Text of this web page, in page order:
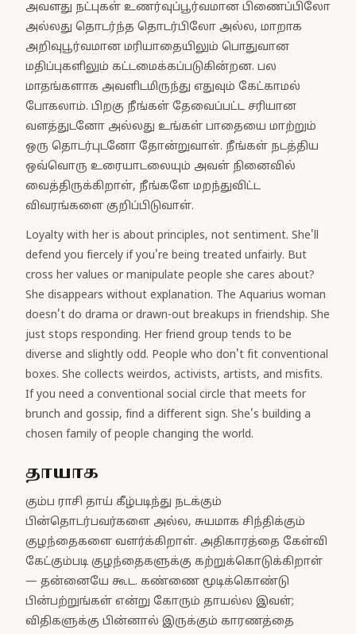
அவளது நட்புகள் உணர்வுப்பூர்வமான பிணைப்பிலோ
அல்லது தொடர்ந்த தொடர்பிலோ அல்ல, மாறாக
அறிவுபூர்வமான மரியாதையிலும் பொதுவான
மதிப்புகளிலும் கட்டமைக்கப்படுகின்றன. பல
மாதங்களாக அவளிடமிருந்து எதுவும் கேட்காமல்
போகலாம். பிறகு நீங்கள் தேவைப்பட்ட சரியான
வளத்துடனோ அல்லது உங்கள் பாதையை மாற்றும்
ஒரு தொடர்புடனோ தோன்றுவாள். நீங்கள் நடத்திய
ஒவ்வொரு உரையாடலையும் அவள் நினைவில்
வைத்திருக்கிறாள், நீங்களே மறந்துவிட்ட
விவரங்களை குறிப்பிடுவாள்.
Loyalty with her is about principles, not sentiment. She'll
defend you fiercely if you're being treated unfairly. But
cross her values or manipulate people she cares about?
She disappears without explanation. The Aquarius woman
doesn't do drama or drawn-out breakups in friendship. She
just stops responding. Her friend group tends to be
diverse and slightly odd. People who don't fit conventional
boxes. She collects weirdos, activists, artists, and misfits.
If you need a conventional social circle that meets for
brunch and gossip, find a different sign. She's building a
chosen family of people changing the world.
தாயாக
கும்ப ராசி தாய் கீழ்படிந்து நடக்கும்
பின்தொடர்பவர்களை அல்ல, சுயமாக சிந்திக்கும்
குழந்தைகளை வளர்க்கிறாள். அதிகாரத்தை கேள்வி
கேட்கும்படி குழந்தைகளுக்கு கற்றுக்கொடுக்கிறாள்
— தன்னையே கூட. கண்ணை மூடிக்கொண்டு
பின்பற்றுங்கள் என்று கோரும் தாயல்ல இவள்;
விதிகளுக்கு பின்னால் இருக்கும் காரணத்தை